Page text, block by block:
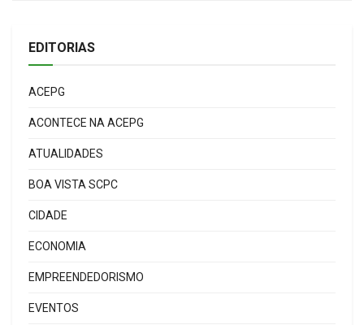
EDITORIAS
ACEPG
ACONTECE NA ACEPG
ATUALIDADES
BOA VISTA SCPC
CIDADE
ECONOMIA
EMPREENDEDORISMO
EVENTOS